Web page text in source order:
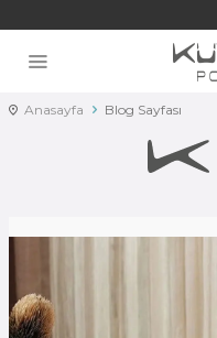
Anasayfa Blog Sayfası